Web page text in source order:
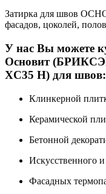
Затирка для швов
фасадов, цоколей,
У нас Вы можете
Основит
XC35 Н) для швов:
Клинкерной
Керамической
Бетонной
Искусственного
Фасадных